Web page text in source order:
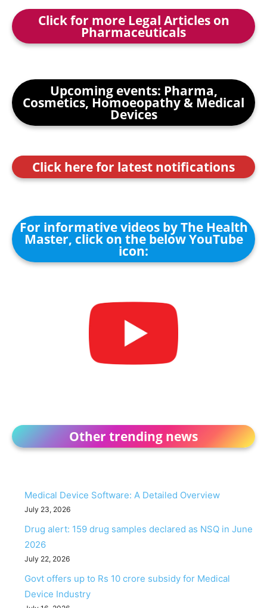
Click for more Legal Articles on
Pharmaceuticals
Upcoming events: Pharma,
Cosmetics, Homoeopathy & Medical
Devices
Click here for latest notifications
For informative videos by The Health
Master, click on the below YouTube
icon:
Other trending news
Medical Device Software: A Detailed Overview
July 23, 2026
Drug alert: 159 drug samples declared as NSQ in June
2026
July 22, 2026
Govt offers up to Rs 10 crore subsidy for Medical
Device Industry